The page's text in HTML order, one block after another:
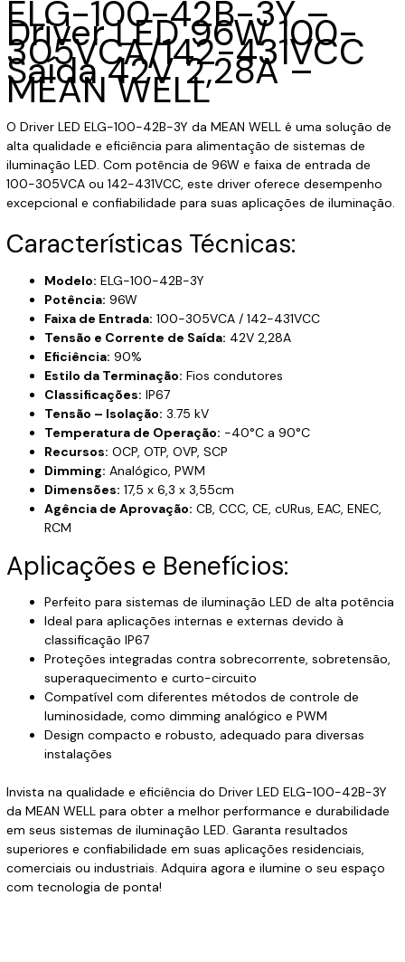
-
MEAN
WELL
quantidade
ELG-100-42B-3Y –
Driver LED 96W 100-
305VCA/142-431VCC
Saída 42V 2,28A –
MEAN WELL
O Driver LED ELG-100-42B-3Y da MEAN WELL é uma solução de
alta qualidade e eficiência para alimentação de sistemas de
iluminação LED. Com potência de 96W e faixa de entrada de
100-305VCA ou 142-431VCC, este driver oferece desempenho
excepcional e confiabilidade para suas aplicações de iluminação.
Características Técnicas:
Modelo: ELG-100-42B-3Y
Potência: 96W
Faixa de Entrada: 100-305VCA / 142-431VCC
Tensão e Corrente de Saída: 42V 2,28A
Eficiência: 90%
Estilo da Terminação: Fios condutores
Classificações: IP67
Tensão – Isolação: 3.75 kV
Temperatura de Operação: -40°C a 90°C
Recursos: OCP, OTP, OVP, SCP
Dimming: Analógico, PWM
Dimensões: 17,5 x 6,3 x 3,55cm
Agência de Aprovação: CB, CCC, CE, cURus, EAC, ENEC,
RCM
Aplicações e Benefícios:
Perfeito para sistemas de iluminação LED de alta potência
Ideal para aplicações internas e externas devido à
classificação IP67
Proteções integradas contra sobrecorrente, sobretensão,
superaquecimento e curto-circuito
Compatível com diferentes métodos de controle de
luminosidade, como dimming analógico e PWM
Design compacto e robusto, adequado para diversas
instalações
Invista na qualidade e eficiência do Driver LED ELG-100-42B-3Y
da MEAN WELL para obter a melhor performance e durabilidade
em seus sistemas de iluminação LED. Garanta resultados
superiores e confiabilidade em suas aplicações residenciais,
comerciais ou industriais. Adquira agora e ilumine o seu espaço
com tecnologia de ponta!